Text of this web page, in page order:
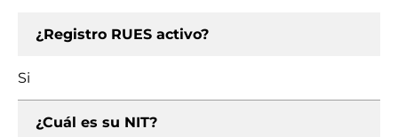
¿Registro RUES activo?
Si
¿Cuál es su NIT?